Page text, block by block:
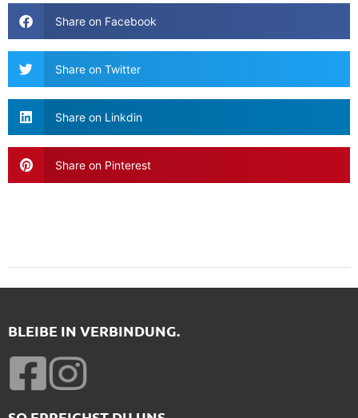
Share on Facebook
Share on Twitter
Share on Linkdin
Share on Pinterest
BLEIBE IN VERBINDUNG.